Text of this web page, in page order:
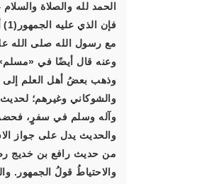
الحمد لله والصلاة
مع رسول الله صلى الله
وعنه قال أيضًا في
وذهب بعضُ أهل العلم
والشوكاني وغيرهم؛
وآله وسلم في سفرٍ، فحضر
والحديث يدل على جواز
من حديث رافع بن خديج
والاحتياطُ قولُ الجمهور.